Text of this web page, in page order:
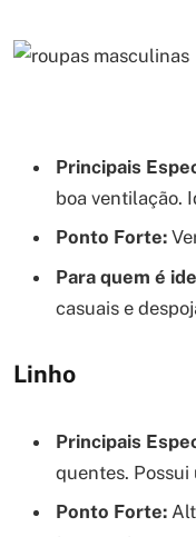
Principais
boa ventilação.
Ponto Forte:
Para quem é
casuais e
Linho
Principais
quentes.
Ponto Forte: